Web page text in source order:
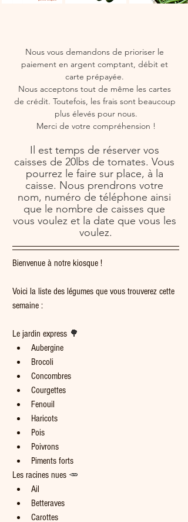
Nous vous demandons de prioriser le
paiement en argent comptant, débit et
carte prépayée.
Nous acceptons tout de même les cartes
de crédit. Toutefois, les frais sont beaucoup
plus élevés pour nous.
Merci de votre compréhension !
Il est temps de réserver vos
caisses de 20lbs de tomates. Vous
pourrez le faire sur place, à la
caisse. Nous prendrons votre
nom, numéro de téléphone ainsi
que le nombre de caisses que
vous voulez et la date que vous les
voulez.
Bienvenue à notre kiosque !
Voici la liste des légumes que vous trouverez cette
semaine :
Le jardin express 🌳
Aubergine
Brocoli
Concombres
Courgettes
Fenouil
Haricots
Pois
Poivrons
Piments forts
Les racines nues 🥕
Ail
Betteraves
Carottes